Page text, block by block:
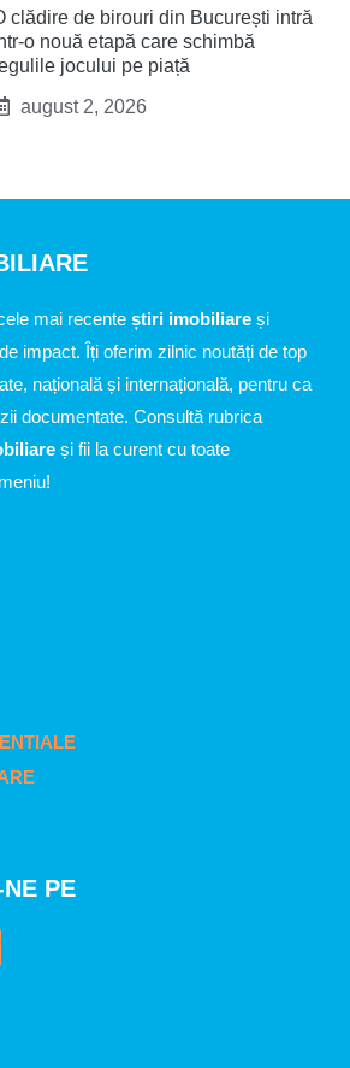
clădire de birouri din București intră
o nouă etapă care schimbă
jocului pe piață
august 2, 2026
mai recente știri imobiliare și
impact. Îți oferim zilnic noutăți de top
națională și internațională, pentru ca
documentate. Consultă rubrica
și fii la curent cu toate
PE